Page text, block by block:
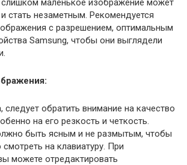
маленькое изображение может
стать незаметным. Рекомендуется
с разрешением, оптимальным
Samsung, чтобы они выглядели
обратить внимание на качество
на его резкость и четкость.
быть ясным и не размытым, чтобы
на клавиатуру. При
можете отредактировать